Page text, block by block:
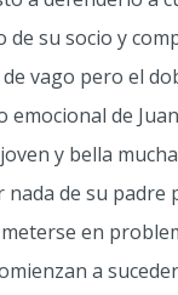
de su socio y
vago pero el
emocional de
y bella
nada de su padre
en
a